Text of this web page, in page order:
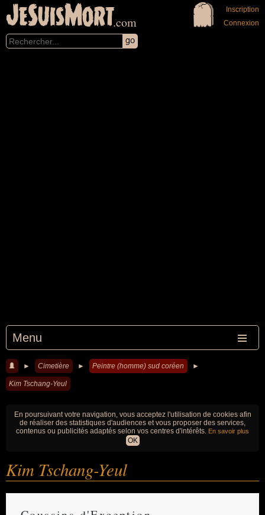
JeSuisMort.com
Menu
Inscription
Connexion
► Cimetière ► Peintre (homme) sud coréen ►
Kim Tschang-Yeul
En poursuivant votre navigation, vous acceptez l'utilisation de cookies afin
de réaliser des statistiques d'audiences et vous proposer des services,
contenus ou publicités adaptés selon vos centres d'intérêts. En savoir plus
OK
Kim Tschang-Yeul